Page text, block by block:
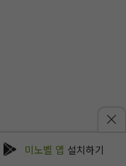
미노벨 앱 설치하기